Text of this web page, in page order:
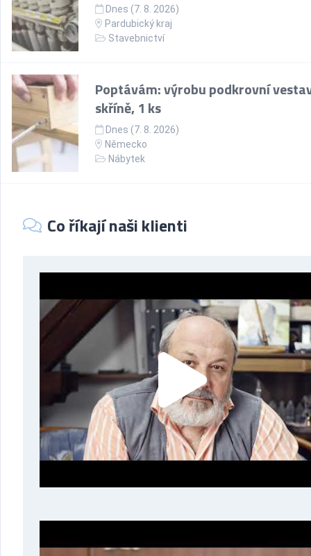
Dnes (7. 8. 2026)
Pardubický kraj
Stavebnictví
Poptávám: výrobu podkrovní
skříně, 1 ks
Dnes (7. 8. 2026)
Německo
Nábytek
Co říkají naši klienti